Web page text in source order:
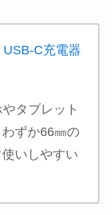
C充電器
タブレット
ずか66㎜の
いしやすい